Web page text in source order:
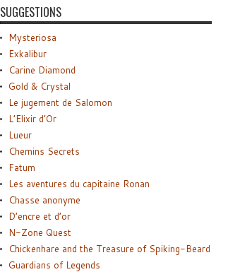
SUGGESTIONS
Mysteriosa
Exkalibur
Carine Diamond
Gold & Crystal
Le jugement de Salomon
L’Elixir d’Or
Lueur
Chemins Secrets
Fatum
Les aventures du capitaine Ronan
Chasse anonyme
D’encre et d’or
N-Zone Quest
Chickenhare and the Treasure of Spiking-Beard
Guardians of Legends